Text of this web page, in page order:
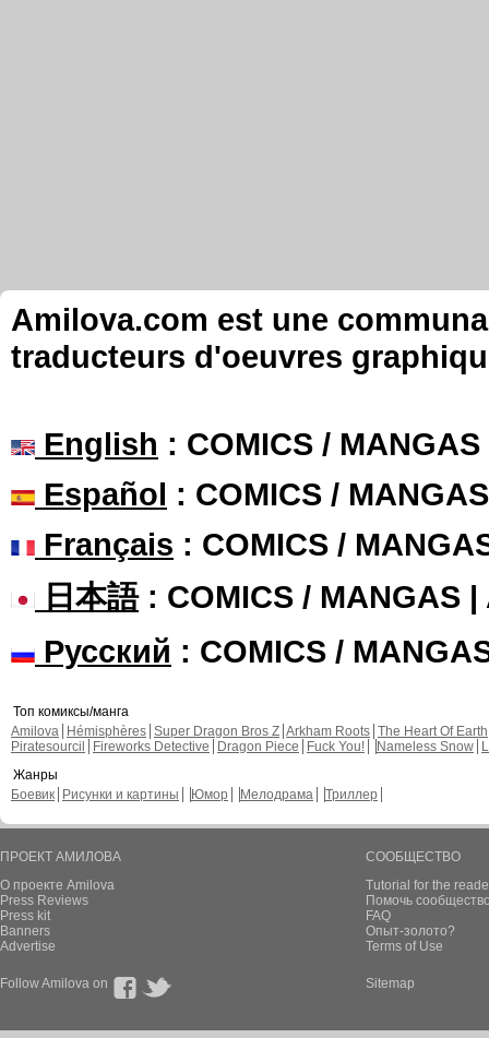
Amilova.com est une
traducteurs d'oeuvres
English : COMICS /
Español : COMICS /
Français : COMICS /
日本語: COMICS / MANGAS |
Русский : COMICS /
Топ комиксы/манга
Amilova
Hémisphères Super Dragon Bros Z Arkham Roots The Heart Of Earth
Piratesourcil
Fireworks Detective Dragon Piece Fuck You! Nameless Snow
Жанры
Боевик
Рисунки и картины Юмор Мелодрама Триллер
ПРОЕКТ АМИЛОВА
О проекте Amilova
Press Reviews
Press kit
Banners
Advertise
СООБЩЕСТВО
Tutorial for the
Помочь
FAQ
Опыт-золото?
Terms of Use
Follow Amilova on Sitemap